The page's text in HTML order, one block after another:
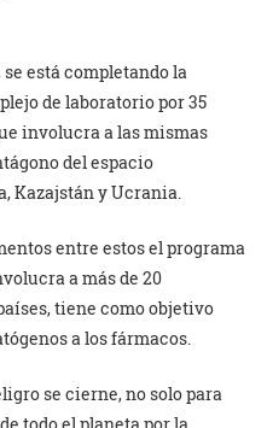
está completando la
de laboratorio por 35
involucra a las mismas
del espacio
Kazajstán y Ucrania.
entre estos el programa
a más de 20
tiene como objetivo
a los fármacos.
se cierne, no solo para